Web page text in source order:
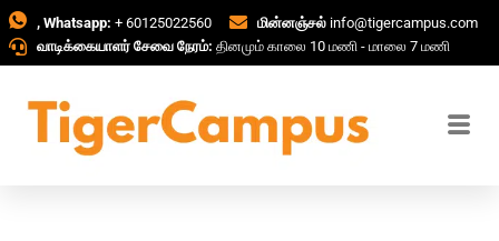
, Whatsapp: + 60125022560 மின்னஞ்சல் info@tigercampus.com
வாடிக்கையாளர் சேவை நேரம்: தினமும் காலை 10 மணி - மாலை 7 மணி